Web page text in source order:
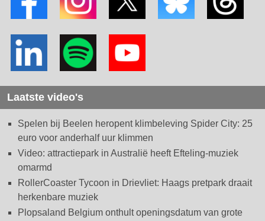
Laatste video's
Spelen bij Beelen heropent klimbeleving Spider City: 25
euro voor anderhalf uur klimmen
Video: attractiepark in Australië heeft Efteling-muziek
omarmd
RollerCoaster Tycoon in Drievliet: Haags pretpark draait
herkenbare muziek
Plopsaland Belgium onthult openingsdatum van grote